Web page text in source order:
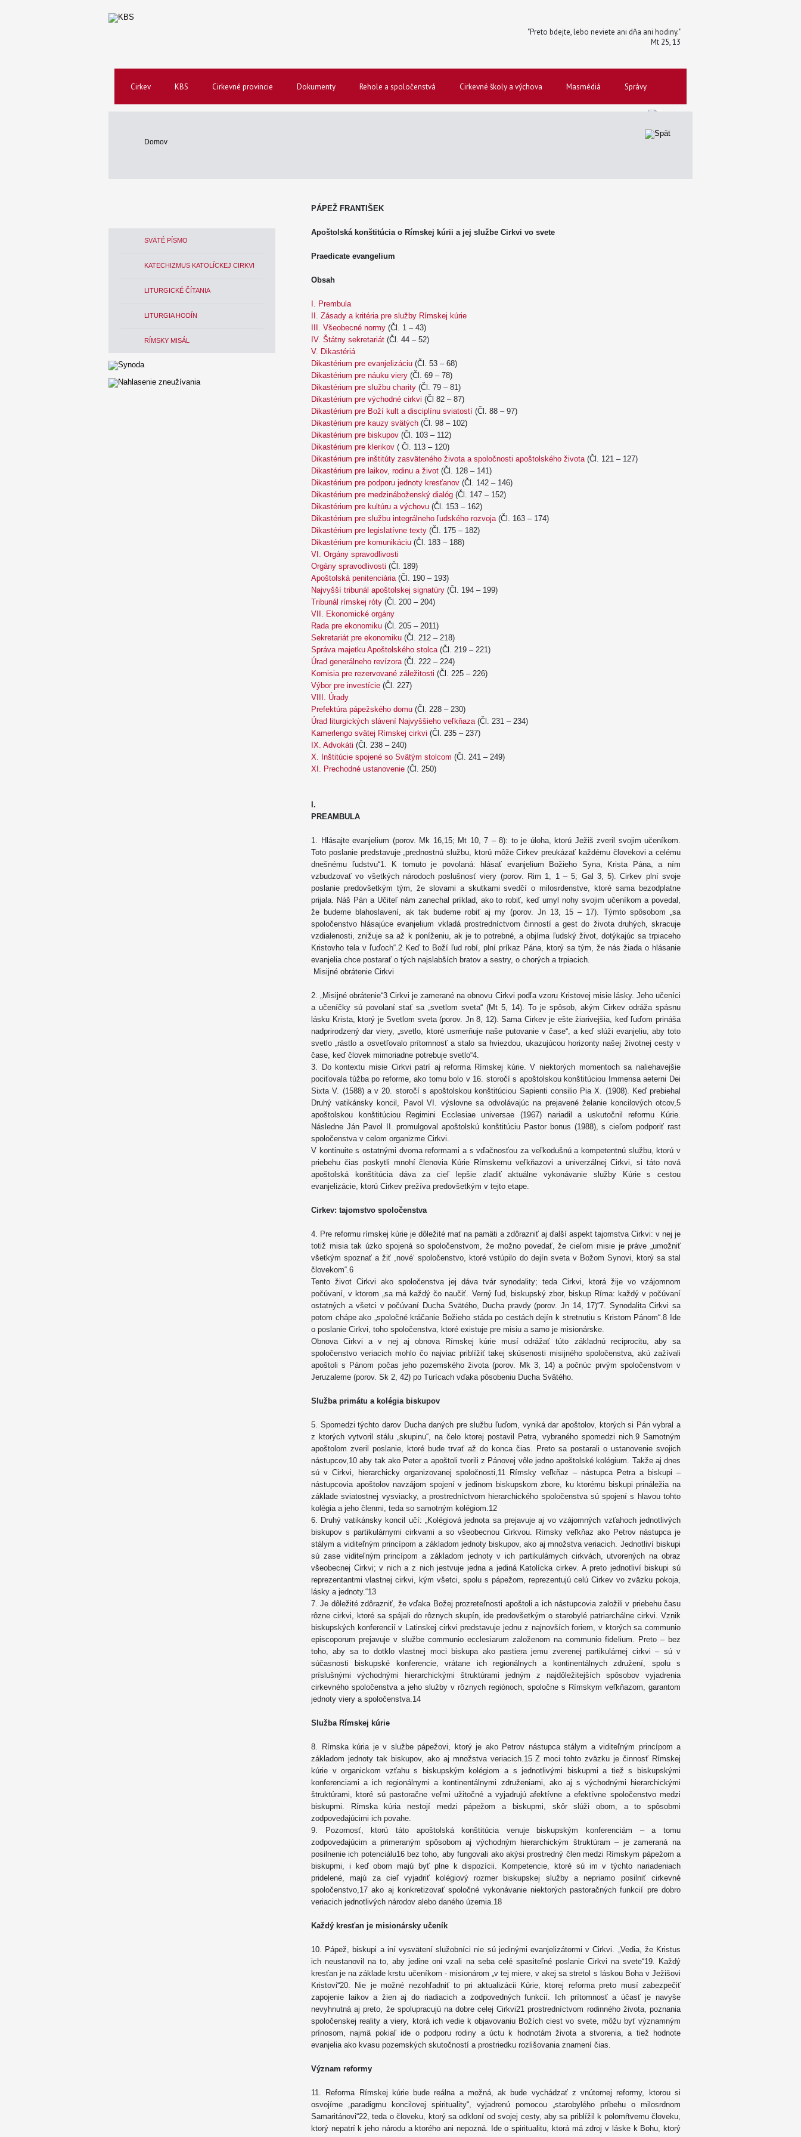
"Preto bdejte, lebo neviete ani dňa ani hodiny."
Mt 25, 13
Cirkev KBS Cirkevné provincie Dokumenty Rehole a spoločenstvá Cirkevné školy a výchova Masmédiá Správy
Domov
SVÄTÉ PÍSMO
KATECHIZMUS KATOLÍCKEJ CIRKVI
LITURGICKÉ ČÍTANIA
LITURGIA HODÍN
RÍMSKY MISÁL
PÁPEŽ FRANTIŠEK
Apoštolská konštitúcia o Rímskej kúrii a jej službe Cirkvi vo svete
Praedicate evangelium
Obsah
I. Prembula
II. Zásady a kritéria pre služby Rímskej kúrie
III. Všeobecné normy (Čl. 1 – 43)
IV. Štátny sekretariát (Čl. 44 – 52)
V. Dikastériá
Dikastérium pre evanjelizáciu (Čl. 53 – 68)
Dikastérium pre náuku viery (Čl. 69 – 78)
Dikastérium pre službu charity (Čl. 79 – 81)
Dikastérium pre východné cirkvi (Čl 82 – 87)
Dikastérium pre Boží kult a disciplínu sviatostí (Čl. 88 – 97)
Dikastérium pre kauzy svätých (Čl. 98 – 102)
Dikastérium pre biskupov (Čl. 103 – 112)
Dikastérium pre klerikov ( Čl. 113 – 120)
Dikastérium pre inštitúty zasväteného života a spoločnosti apoštolského života(Čl. 121 – 127)
Dikastérium pre laikov, rodinu a život (Čl. 128 – 141)
Dikastérium pre podporu jednoty kresťanov (Čl. 142 – 146)
Dikastérium pre medzináboženský dialóg (Čl. 147 – 152)
Dikastérium pre kultúru a výchovu (Čl. 153 – 162)
Dikastérium pre službu integrálneho ľudského rozvoja(Čl. 163 – 174)
Dikastérium pre legislatívne texty (Čl. 175 – 182)
Dikastérium pre komunikáciu (Čl. 183 – 188)
VI. Orgány spravodlivosti
Orgány spravodlivosti (Čl. 189)
Apoštolská penitenciária(Čl. 190 – 193)
Najvyšší tribunál apoštolskej signatúry (Čl. 194 – 199)
Tribunál rímskej róty (Čl. 200 – 204)
VII. Ekonomické orgány
Rada pre ekonomiku (Čl. 205 – 2011)
Sekretariát pre ekonomiku (Čl. 212 – 218)
Správa majetku Apoštolského stolca(Čl. 219 – 221)
Úrad generálneho revízora(Čl. 222 – 224)
Komisia pre rezervované záležitosti (Čl. 225 – 226)
Výbor pre investície (Čl. 227)
VIII. Úrady
Prefektúra pápežského domu (Čl. 228 – 230)
Úrad liturgických slávení Najvyššieho veľkňaza(Čl. 231 – 234)
Kamerlengo svätej Rímskej cirkvi (Čl. 235 – 237)
IX. Advokáti (Čl. 238 – 240)
X. Inštitúcie spojené so Svätým stolcom (Čl. 241 – 249)
XI. Prechodné ustanovenie (Čl. 250)
I.
PREAMBULA
1. Hlásajte evanjelium (porov. Mk 16,15; Mt 10, 7 – 8): to je úloha, ktorú Ježiš zveril svojim učeníkom.
Toto poslanie predstavuje „prednostnú službu, ktorú môže Cirkev preukázať každému človekovi a celému
dnešnému ľudstvu“1. K tomuto je povolaná: hlásať evanjelium Božieho Syna, Krista Pána, a ním
vzbudzovať vo všetkých národoch poslušnosť viery (porov. Rim 1, 1 – 5; Gal 3, 5). Cirkev plní svoje
poslanie predovšetkým tým, že slovami a skutkami svedčí o milosrdenstve, ktoré sama bezodplatne
prijala. Náš Pán a Učiteľ nám zanechal príklad, ako to robiť, keď umyl nohy svojim učeníkom a povedal,
že budeme blahoslavení, ak tak budeme robiť aj my (porov. Jn 13, 15 – 17). Týmto spôsobom „sa
spoločenstvo hlásajúce evanjelium vkladá prostredníctvom činností a gest do života druhých, skracuje
vzdialenosti, znižuje sa až k poníženiu, ak je to potrebné, a objíma ľudský život, dotýkajúc sa trpiaceho
Kristovho tela v ľuďoch“.2 Keď to Boží ľud robí, plní príkaz Pána, ktorý sa tým, že nás žiada o hlásanie
evanjelia chce postarať o tých najslabších bratov a sestry, o chorých a trpiacich.
Misijné obrátenie Cirkvi
2. „Misijné obrátenie“3 Cirkvi je zamerané na obnovu Cirkvi podľa vzoru Kristovej misie lásky. Jeho učeníci
a učeníčky sú povolaní stať sa „svetlom sveta“ (Mt 5, 14). To je spôsob, akým Cirkev odráža spásnu
lásku Krista, ktorý je Svetlom sveta (porov. Jn 8, 12). Sama Cirkev je ešte žiarivejšia, keď ľuďom prináša
nadprirodzený dar viery, „svetlo, ktoré usmerňuje naše putovanie v čase“, a keď slúži evanjeliu, aby toto
svetlo „rástlo a osvetľovalo prítomnosť a stalo sa hviezdou, ukazujúcou horizonty našej životnej cesty v
čase, keď človek mimoriadne potrebuje svetlo“4.
3. Do kontextu misie Cirkvi patrí aj reforma Rímskej kúrie. V niektorých momentoch sa naliehavejšie
pociťovala túžba po reforme, ako tomu bolo v 16. storočí s apoštolskou konštitúciou Immensa aeterni Dei
Sixta V. (1588) a v 20. storočí s apoštolskou konštitúciou Sapienti consilio Pia X. (1908). Keď prebiehal
Druhý vatikánsky koncil, Pavol VI. výslovne sa odvolávajúc na prejavené želanie koncilových otcov,5
apoštolskou konštitúciou Regimini Ecclesiae universae (1967) nariadil a uskutočnil reformu Kúrie.
Následne Ján Pavol II. promulgoval apoštolskú konštitúciu Pastor bonus (1988), s cieľom podporiť rast
spoločenstva v celom organizme Cirkvi.
V kontinuite s ostatnými dvoma reformami a s vďačnosťou za veľkodušnú a kompetentnú službu, ktorú v
priebehu čias poskytli mnohí členovia Kúrie Rímskemu veľkňazovi a univerzálnej Cirkvi, si táto nová
apoštolská konštitúcia dáva za cieľ lepšie zladiť aktuálne vykonávanie služby Kúrie s cestou
evanjelizácie, ktorú Cirkev prežíva predovšetkým v tejto etape.
Cirkev: tajomstvo spoločenstva
4. Pre reformu rímskej kúrie je dôležité mať na pamäti a zdôrazniť aj ďalší aspekt tajomstva Cirkvi: v nej je
totiž misia tak úzko spojená so spoločenstvom, že možno povedať, že cieľom misie je práve „umožniť
všetkým spoznať a žiť ,novéʻ spoločenstvo, ktoré vstúpilo do dejín sveta v Božom Synovi, ktorý sa stal
človekom“.6
Tento život Cirkvi ako spoločenstva jej dáva tvár synodality; teda Cirkvi, ktorá žije vo vzájomnom
počúvaní, v ktorom „sa má každý čo naučiť. Verný ľud, biskupský zbor, biskup Ríma: každý v počúvaní
ostatných a všetci v počúvaní Ducha Svätého, Ducha pravdy (porov. Jn 14, 17)“7. Synodalita Cirkvi sa
potom chápe ako „spoločné kráčanie Božieho stáda po cestách dejín k stretnutiu s Kristom Pánom“.8 Ide
o poslanie Cirkvi, toho spoločenstva, ktoré existuje pre misiu a samo je misionárske.
Obnova Cirkvi a v nej aj obnova Rímskej kúrie musí odrážať túto základnú reciprocitu, aby sa
spoločenstvo veriacich mohlo čo najviac priblížiť takej skúsenosti misijného spoločenstva, akú zažívali
apoštoli s Pánom počas jeho pozemského života (porov. Mk 3, 14) a počnúc prvým spoločenstvom v
Jeruzaleme (porov. Sk 2, 42) po Turícach vďaka pôsobeniu Ducha Svätého.
Služba primátu a kolégia biskupov
5. Spomedzi týchto darov Ducha daných pre službu ľuďom, vyniká dar apoštolov, ktorých si Pán vybral a
z ktorých vytvoril stálu „skupinu“, na čelo ktorej postavil Petra, vybraného spomedzi nich.9 Samotným
apoštolom zveril poslanie, ktoré bude trvať až do konca čias. Preto sa postarali o ustanovenie svojich
nástupcov,10 aby tak ako Peter a apoštoli tvorili z Pánovej vôle jedno apoštolské kolégium. Takže aj dnes
sú v Cirkvi, hierarchicky organizovanej spoločnosti,11 Rímsky veľkňaz – nástupca Petra a biskupi –
nástupcovia apoštolov navzájom spojení v jedinom biskupskom zbore, ku ktorému biskupi prináležia na
základe sviatostnej vysviacky, a prostredníctvom hierarchického spoločenstva sú spojení s hlavou tohto
kolégia a jeho členmi, teda so samotným kolégiom.12
6. Druhý vatikánsky koncil učí: „Kolégiová jednota sa prejavuje aj vo vzájomných vzťahoch jednotlivých
biskupov s partikulárnymi cirkvami a so všeobecnou Cirkvou. Rímsky veľkňaz ako Petrov nástupca je
stálym a viditeľným princípom a základom jednoty biskupov, ako aj množstva veriacich. Jednotliví biskupi
sú zase viditeľným princípom a základom jednoty v ich partikulárnych cirkvách, utvorených na obraz
všeobecnej Cirkvi; v nich a z nich jestvuje jedna a jediná Katolícka cirkev. A preto jednotliví biskupi sú
reprezentantmi vlastnej cirkvi, kým všetci, spolu s pápežom, reprezentujú celú Cirkev vo zväzku pokoja,
lásky a jednoty.“13
7. Je dôležité zdôrazniť, že vďaka Božej prozreteľnosti apoštoli a ich nástupcovia založili v priebehu času
rôzne cirkvi, ktoré sa spájali do rôznych skupín, ide predovšetkým o starobylé patriarchálne cirkvi. Vznik
biskupských konferencií v Latinskej cirkvi predstavuje jednu z najnovších foriem, v ktorých sa communio
episcoporum prejavuje v službe communio ecclesiarum založenom na communio fidelium. Preto – bez
toho, aby sa to dotklo vlastnej moci biskupa ako pastiera jemu zverenej partikulárnej cirkvi – sú v
súčasnosti biskupské konferencie, vrátane ich regionálnych a kontinentálnych združení, spolu s
príslušnými východnými hierarchickými štruktúrami jedným z najdôležitejších spôsobov vyjadrenia
cirkevného spoločenstva a jeho služby v rôznych regiónoch, spoločne s Rímskym veľkňazom, garantom
jednoty viery a spoločenstva.14
Služba Rímskej kúrie
8. Rímska kúria je v službe pápežovi, ktorý je ako Petrov nástupca stálym a viditeľným princípom a
základom jednoty tak biskupov, ako aj množstva veriacich.15 Z moci tohto zväzku je činnosť Rímskej
kúrie v organickom vzťahu s biskupským kolégiom a s jednotlivými biskupmi a tiež s biskupskými
konferenciami a ich regionálnymi a kontinentálnymi združeniami, ako aj s východnými hierarchickými
štruktúrami, ktoré sú pastoračne veľmi užitočné a vyjadrujú afektívne a efektívne spoločenstvo medzi
biskupmi. Rímska kúria nestojí medzi pápežom a biskupmi, skôr slúži obom, a to spôsobmi
zodpovedajúcimi ich povahe.
9. Pozornosť, ktorú táto apoštolská konštitúcia venuje biskupským konferenciám – a tomu
zodpovedajúcim a primeraným spôsobom aj východným hierarchickým štruktúram – je zameraná na
posilnenie ich potenciálu16 bez toho, aby fungovali ako akýsi prostredný člen medzi Rímskym pápežom a
biskupmi, i keď obom majú byť plne k dispozícii. Kompetencie, ktoré sú im v týchto nariadeniach
pridelené, majú za cieľ vyjadriť kolégiový rozmer biskupskej služby a nepriamo posilniť cirkevné
spoločenstvo,17 ako aj konkretizovať spoločné vykonávanie niektorých pastoračných funkcií pre dobro
veriacich jednotlivých národov alebo daného územia.18
Každý kresťan je misionársky učeník
10. Pápež, biskupi a iní vysvätení služobníci nie sú jedinými evanjelizátormi v Cirkvi. „Vedia, že Kristus
ich neustanovil na to, aby jedine oni vzali na seba celé spasiteľné poslanie Cirkvi na svete“19. Každý
kresťan je na základe krstu učeníkom - misionárom „v tej miere, v akej sa stretol s láskou Boha v Ježišovi
Kristovi“20. Nie je možné nezohľadniť to pri aktualizácii Kúrie, ktorej reforma preto musí zabezpečiť
zapojenie laikov a žien aj do riadiacich a zodpovedných funkcií. Ich prítomnosť a účasť je navyše
nevyhnutná aj preto, že spolupracujú na dobre celej Cirkvi21 prostredníctvom rodinného života, poznania
spoločenskej reality a viery, ktorá ich vedie k objavovaniu Božích ciest vo svete, môžu byť významným
prínosom, najmä pokiaľ ide o podporu rodiny a úctu k hodnotám života a stvorenia, a tiež hodnote
evanjelia ako kvasu pozemských skutočností a prostriedku rozlišovania znamení čias.
Význam reformy
11. Reforma Rímskej kúrie bude reálna a možná, ak bude vychádzať z vnútornej reformy, ktorou si
osvojíme „paradigmu koncilovej spirituality“, vyjadrenú pomocou „starobylého príbehu o milosrdnom
Samaritánovi“22, teda o človeku, ktorý sa odkloní od svojej cesty, aby sa priblížil k polomŕtvemu človeku,
ktorý nepatrí k jeho národu a ktorého ani nepozná. Ide o spiritualitu, ktorá má zdroj v láske k Bohu, ktorý